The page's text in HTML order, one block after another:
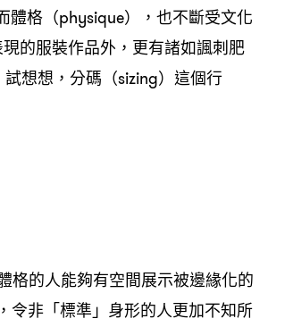
體格（physique），也不斷受文化
的服裝作品外，更有諸如諷刺肥
想想，分碼（sizing）這個行
格的人能夠有空間展示被邊緣化的
令非「標準」身形的人更加不知所